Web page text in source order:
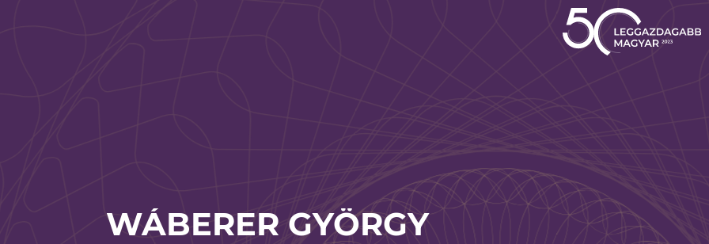
WÁBERER GYÖRGY